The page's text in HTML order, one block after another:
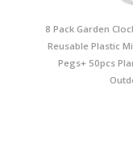
8 Pack Garden
Reusable Plastic
Pegs+ 50pcs